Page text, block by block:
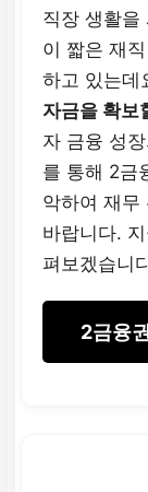
직장 생활을
이 짧은 재
하고 있는
자금을 확보
자 금융 성
를 통해 2금
악하여 재무
바랍니다.
펴보겠습니
2금융